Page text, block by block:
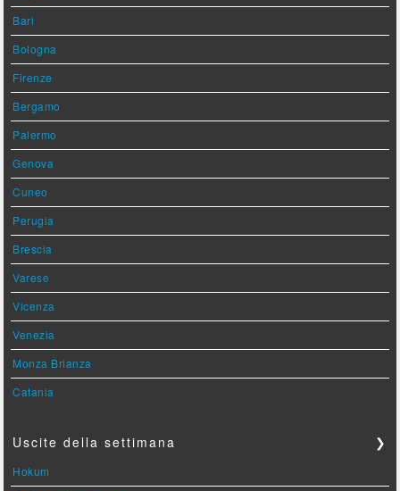
Bari
Bologna
Firenze
Bergamo
Palermo
Genova
Cuneo
Perugia
Brescia
Varese
Vicenza
Venezia
Monza Brianza
Catania
Uscite della settimana ❯
Hokum